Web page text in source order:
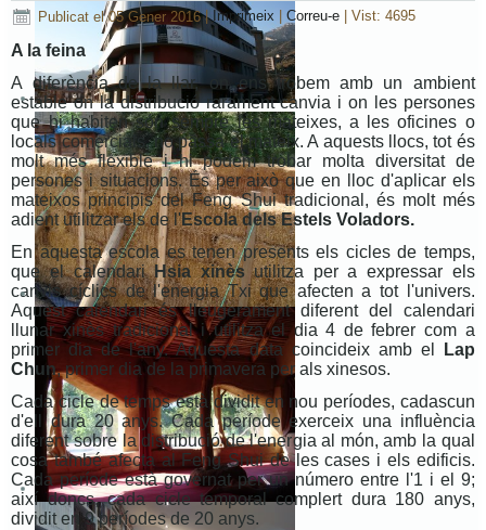
Publicat el 05 Gener 2016| Imprimeix |Correu-e |Vist: 4695
A la feina
A diferència de la llar, on ens trobem amb un ambient
estable on la distribució rarament canvia i on les persones
que hi habiten són sempre les mateixes, a les oficines o
locals comercials, no passa el mateix. A aquests llocs, tot és
molt més flexible i hi podem trobar molta diversitat de
persones i situacions. És per això que en lloc d'aplicar els
mateixos principis del Feng Shui tradicional, és molt més
adient utilitzar els de l'Escoladels Estels Voladors.
En aquesta escola es tenen presents els cicles de temps,
que el calendariHsia xinès utilitza per a expressar els
canvis cíclics de l'energia Txi que afecten a tot l'univers.
Aquest calendari és lleugerament diferent del calendari
llunar xinès tradicional i utilitza el dia 4 de febrer com a
primer dia de l'any. Aquesta data coincideix amb el
Lap
Chun, primer dia de la primavera per als xinesos.
Cada cicle de temps està dividit en nou períodes, cadascun
d'ell dura 20 anys. Cada període exerceix una influència
diferent sobre la distribució de l'energia al món, amb la qual
cosa també afecta al Feng Shui de les cases i els edificis.
Cada període està governat per un número entre l'1 i el 9;
així doncs, cada cicle temporal complert dura 180 anys,
dividit en 9 períodes de 20 anys.